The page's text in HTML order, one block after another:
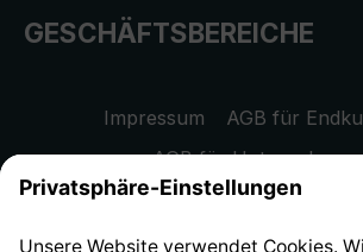
GESCHÄFTSBEREICHE
Impressum
AGB für
AGB für Unternehmen
Datenschutzhinweis
Widerrufsrecht